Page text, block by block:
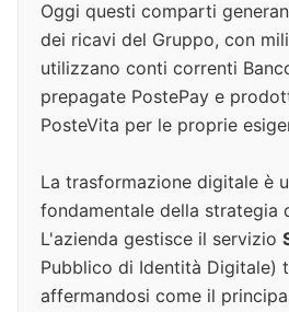
Oggi questi comparti
dei ricavi del Gruppo, con
utilizzano conti correnti
prepagate PostePay e
PosteVita per le proprie
La trasformazione digitale è
fondamentale della strategia
L'azienda gestisce il servizio
Pubblico di Identità Digitale)
affermandosi come il